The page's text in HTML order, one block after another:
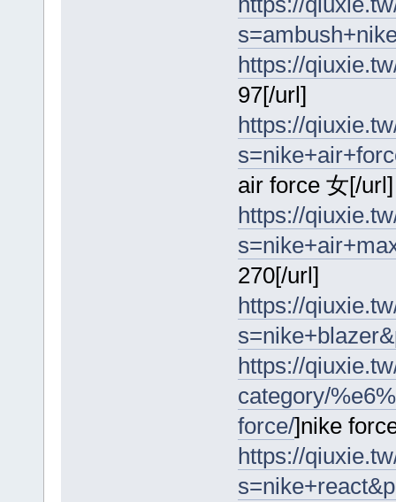
https://
97[/url]
https://
air force 女[/url]
https://
270[/url]
https://
https://
category/
force/]nike
https://